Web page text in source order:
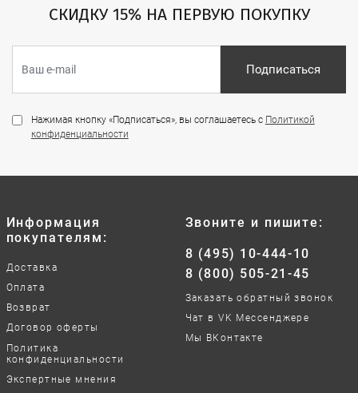
СКИДКУ 15% НА ПЕРВУЮ ПОКУПКУ
Подписаться
Нажимая кнопку «Подписаться», вы соглашаетесь с Политикой
конфиденциальности
Информация
покупателям:
Доставка
Оплата
Возврат
Договор оферты
Политика
конфиденциальности
Экспертные мнения
Звоните и пишите:
8 (495) 10-444-10
8 (800) 505-21-45
Заказать обратный звонок
Чат в VK Мессенджере
Мы ВКонтакте